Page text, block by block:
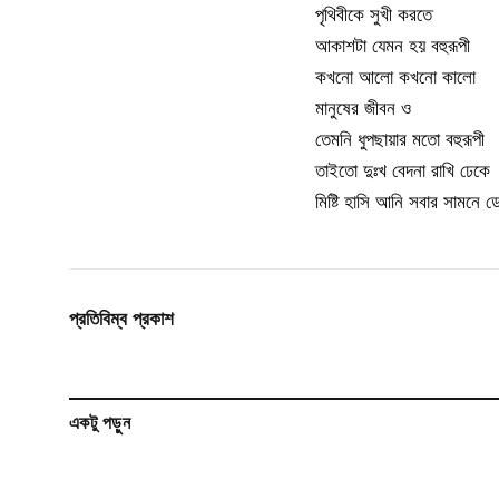
পৃথিবীকে সুখী করতে
আকাশটা যেমন হয় বহুরূপী
কখনো আলো কখনো কালো
মানুষের জীবন ও
তেমনি ধুপছায়ার মতো বহুরূপী
তাইতো দুঃখ বেদনা রাখি ঢেকে
মিষ্টি হাসি আনি সবার সামনে
প্রতিবিম্ব প্রকাশ
একটু পড়ুন